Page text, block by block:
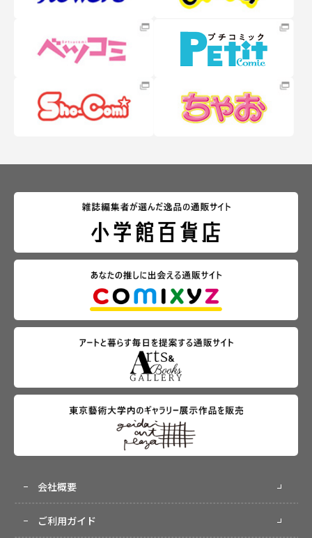
会社概要
ご利用ガイド